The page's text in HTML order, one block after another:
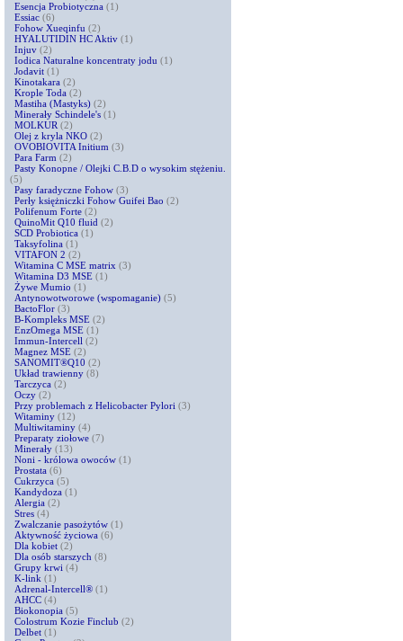
Esencja Probiotyczna (1)
Essiac (6)
Fohow Xueqinfu (2)
HYALUTIDIN HC Aktiv (1)
Injuv (2)
Iodica Naturalne koncentraty jodu (1)
Jodavit (1)
Kinotakara (2)
Krople Toda (2)
Mastiha (Mastyks) (2)
Minerały Schindele's (1)
MOLKUR (2)
Olej z kryla NKO (2)
OVOBIOVITA Initium (3)
Para Farm (2)
Pasty Konopne / Olejki C.B.D o wysokim stężeniu.
(5)
Pasy faradyczne Fohow (3)
Perły księżniczki Fohow Guifei Bao (2)
Polifenum Forte (2)
QuinoMit Q10 fluid (2)
SCD Probiotica (1)
Taksyfolina (1)
VITAFON 2 (2)
Witamina C MSE matrix (3)
Witamina D3 MSE (1)
Żywe Mumio (1)
Antynowotworowe (wspomaganie) (5)
BactoFlor (3)
B-Kompleks MSE (2)
EnzOmega MSE (1)
Immun-Intercell (2)
Magnez MSE (2)
SANOMIT®Q10 (2)
Układ trawienny (8)
Tarczyca (2)
Oczy (2)
Przy problemach z Helicobacter Pylori (3)
Witaminy (12)
Multiwitaminy (4)
Preparaty ziołowe (7)
Minerały (13)
Noni - królowa owoców (1)
Prostata (6)
Cukrzyca (5)
Kandydoza (1)
Alergia (2)
Stres (4)
Zwalczanie pasożytów (1)
Aktywność życiowa (6)
Dla kobiet (2)
Dla osób starszych (8)
Grupy krwi (4)
K-link (1)
Adrenal-Intercell® (1)
AHCC (4)
Biokonopia (5)
Colostrum Kozie Finclub (2)
Delbet (1)